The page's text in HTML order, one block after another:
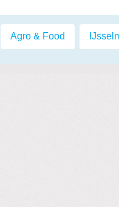
Labels:
Agro & Food